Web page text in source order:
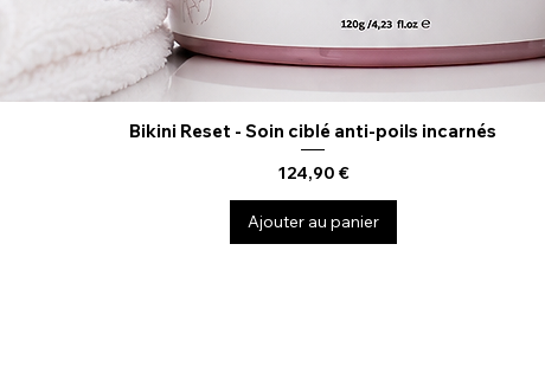
Aperçu rapide
Bikini Reset - Soin ciblé anti-poils incarnés
Prix
124,90 €
Ajouter au panier